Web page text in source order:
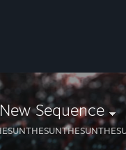
Sequence